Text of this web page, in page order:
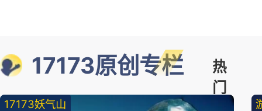
17173原创专栏
热
门
17173妖气山